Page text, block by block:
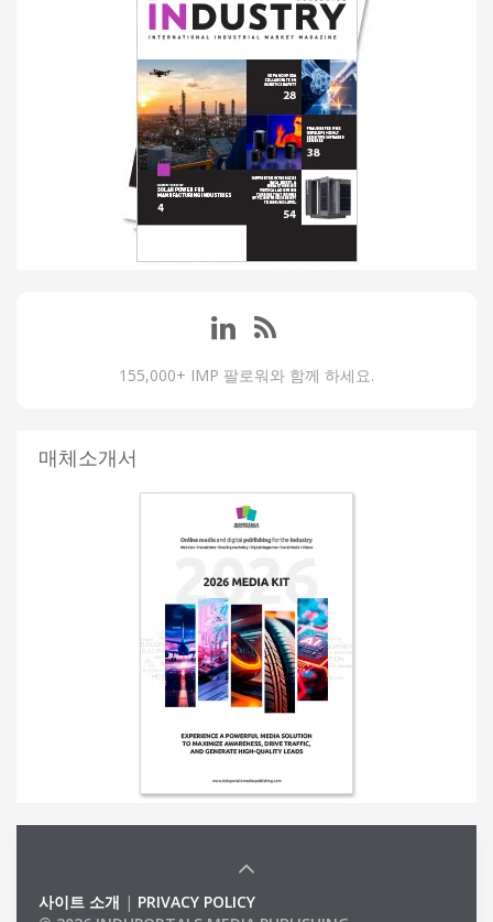
155,000+ IMP 팔로워와 함께 하세요.
매체소개서
사이트 소개 | PRIVACY POLICY